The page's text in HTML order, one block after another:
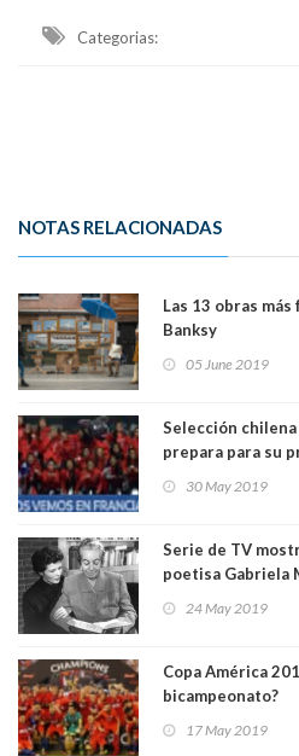
Categorias:
NOTAS RELACIONADAS
Las 13 obras
Banksy
05 June 2019
Selección
prepara para su
30 May 2019
Serie de TV
poetisa Gabriela
24 May 2019
Copa América
bicampeonato?
17 May 2019